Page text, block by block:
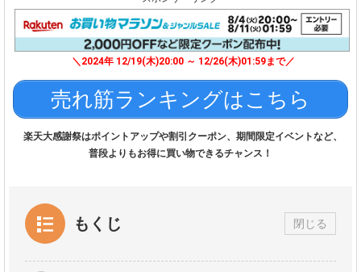
＼2024年 12/19(木)20:00 ～ 12/26(木)01:59まで／
売れ筋ランキングはこちら
楽天大感謝祭はポイントアップや割引クーポン、期間限定イベントなど、
普段よりもお得に買い物できるチャンス！
もくじ 閉じる